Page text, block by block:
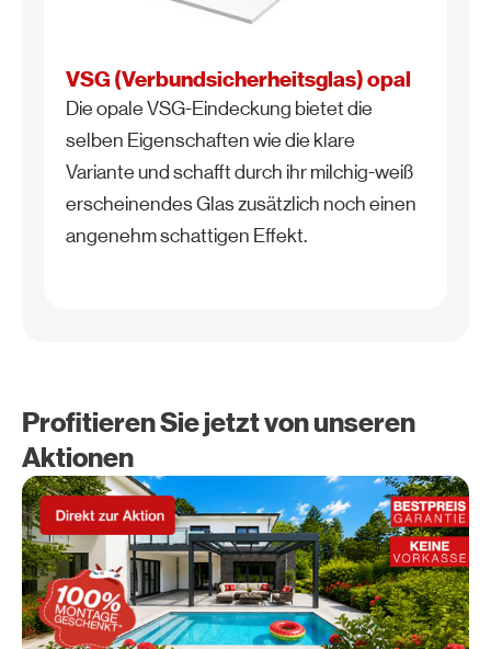
VSG (Verbundsicherheitsglas) opal
Die opale VSG-Eindeckung bietet die
selben Eigenschaften wie die klare
Variante und schafft durch ihr milchig-weiß
erscheinendes Glas zusätzlich noch einen
angenehm schattigen Effekt.
Profitieren Sie jetzt von unseren
Aktionen